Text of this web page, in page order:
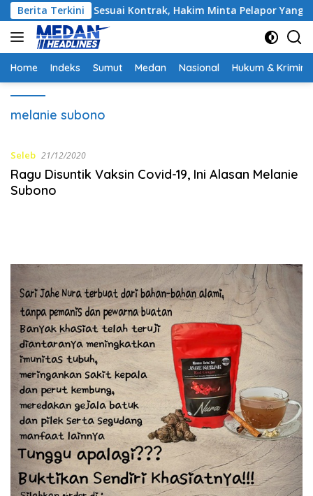
Langsung
ke
konten
Berita Terkini
Telah Sesuai Kontrak, Hakim Minta Pelapor Yang
Home Indeks Sumut Medan Nasional Hukum &
melanie subono
Seleb 21/12/2020
Ragu Disuntik Vaksin Covid-19, Ini Alasan Melanie
Subono